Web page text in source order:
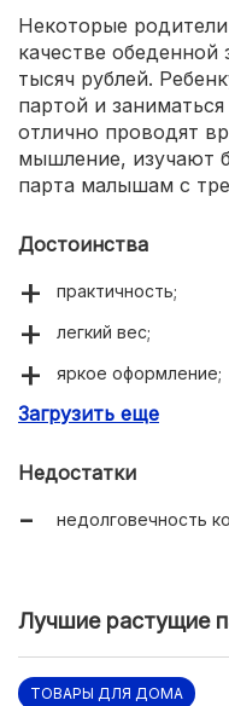
Некоторые
качестве
тысяч рублей.
партой и
отлично проводят
мышление, изучают
парта малышам с
Достоинства
практичность;
легкий вес;
яркое оформление;
стоит своих денег;
Загрузить еще
Недостатки
недолговечность
Лучшие растущие
ТОВАРЫ ДЛЯ ДОМА